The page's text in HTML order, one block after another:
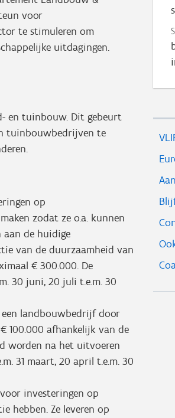
voor
te stimuleren om
uitdagingen.
en tuinbouw. Dit gebeurt
tuinbouwbedrijven te
op
zodat ze o.a. kunnen
de huidige
van de duurzaamheid van
€ 300.000. De
30 juni, 20 juli t.e.m. 30
landbouwbedrijf door
100.000 afhankelijk van de
worden na het uitvoeren
31 maart, 20 april t.e.m. 30
investeringen op
hebben. Ze leveren op